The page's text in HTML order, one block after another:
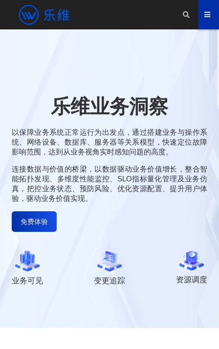
乐维业务洞察
以保障业务系统正常运行为出发点，通过搭建业务与操作系
统、网络设备、数据库、服务器等关系模型，快速定位故障
影响范围，达到从业务视角实时感知问题的高度。
连接数据与价值的桥梁，以数据驱动业务价值增长，整合智
能拓扑发现、多维度性能监控、SLO指标量化管理及业务仿
真，把控业务状态、预防风险、优化资源配置、提升用户体
验，驱动业务价值实现。
免费体验
业务可见 变更追踪 资源调度